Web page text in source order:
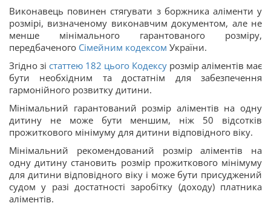
Виконавець повинен стягувати з боржника аліменти у
розмірі, визначеному виконавчим документом, але не
менше мінімального гарантованого розміру,
передбаченого Сімейним кодексом України.
Згідно зі статтею 182 цього Кодексу розмір аліментів має
бути необхідним та достатнім для забезпечення
гармонійного розвитку дитини.
Мінімальний гарантований розмір аліментів на одну
дитину не може бути меншим, ніж 50 відсотків
прожиткового мінімуму для дитини відповідного віку.
Мінімальний рекомендований розмір аліментів на
одну дитину становить розмір прожиткового мінімуму
для дитини відповідного віку і може бути присуджений
судом у разі достатності заробітку (доходу) платника
аліментів.